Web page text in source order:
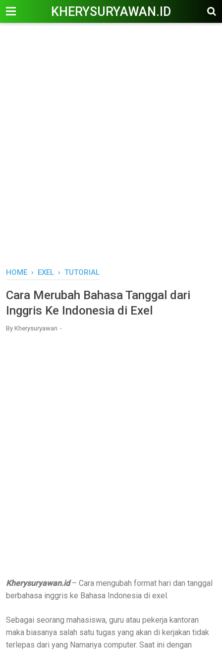
KHERYSURYAWAN.ID
HOME › EXEL › TUTORIAL
Cara Merubah Bahasa Tanggal dari
Inggris Ke Indonesia di Exel
By Kherysuryawan
Kherysuryawan.id– Cara mengubah format hari dan tanggal
berbahasa inggris ke Bahasa Indonesia di exel.
Sebagai seorang mahasiswa, guru atau pekerja kantoran
maka biasanya salah satu tugas yang akan di kerjakan tidak
terlepas dari yang Namanya computer. Saat ini dengan